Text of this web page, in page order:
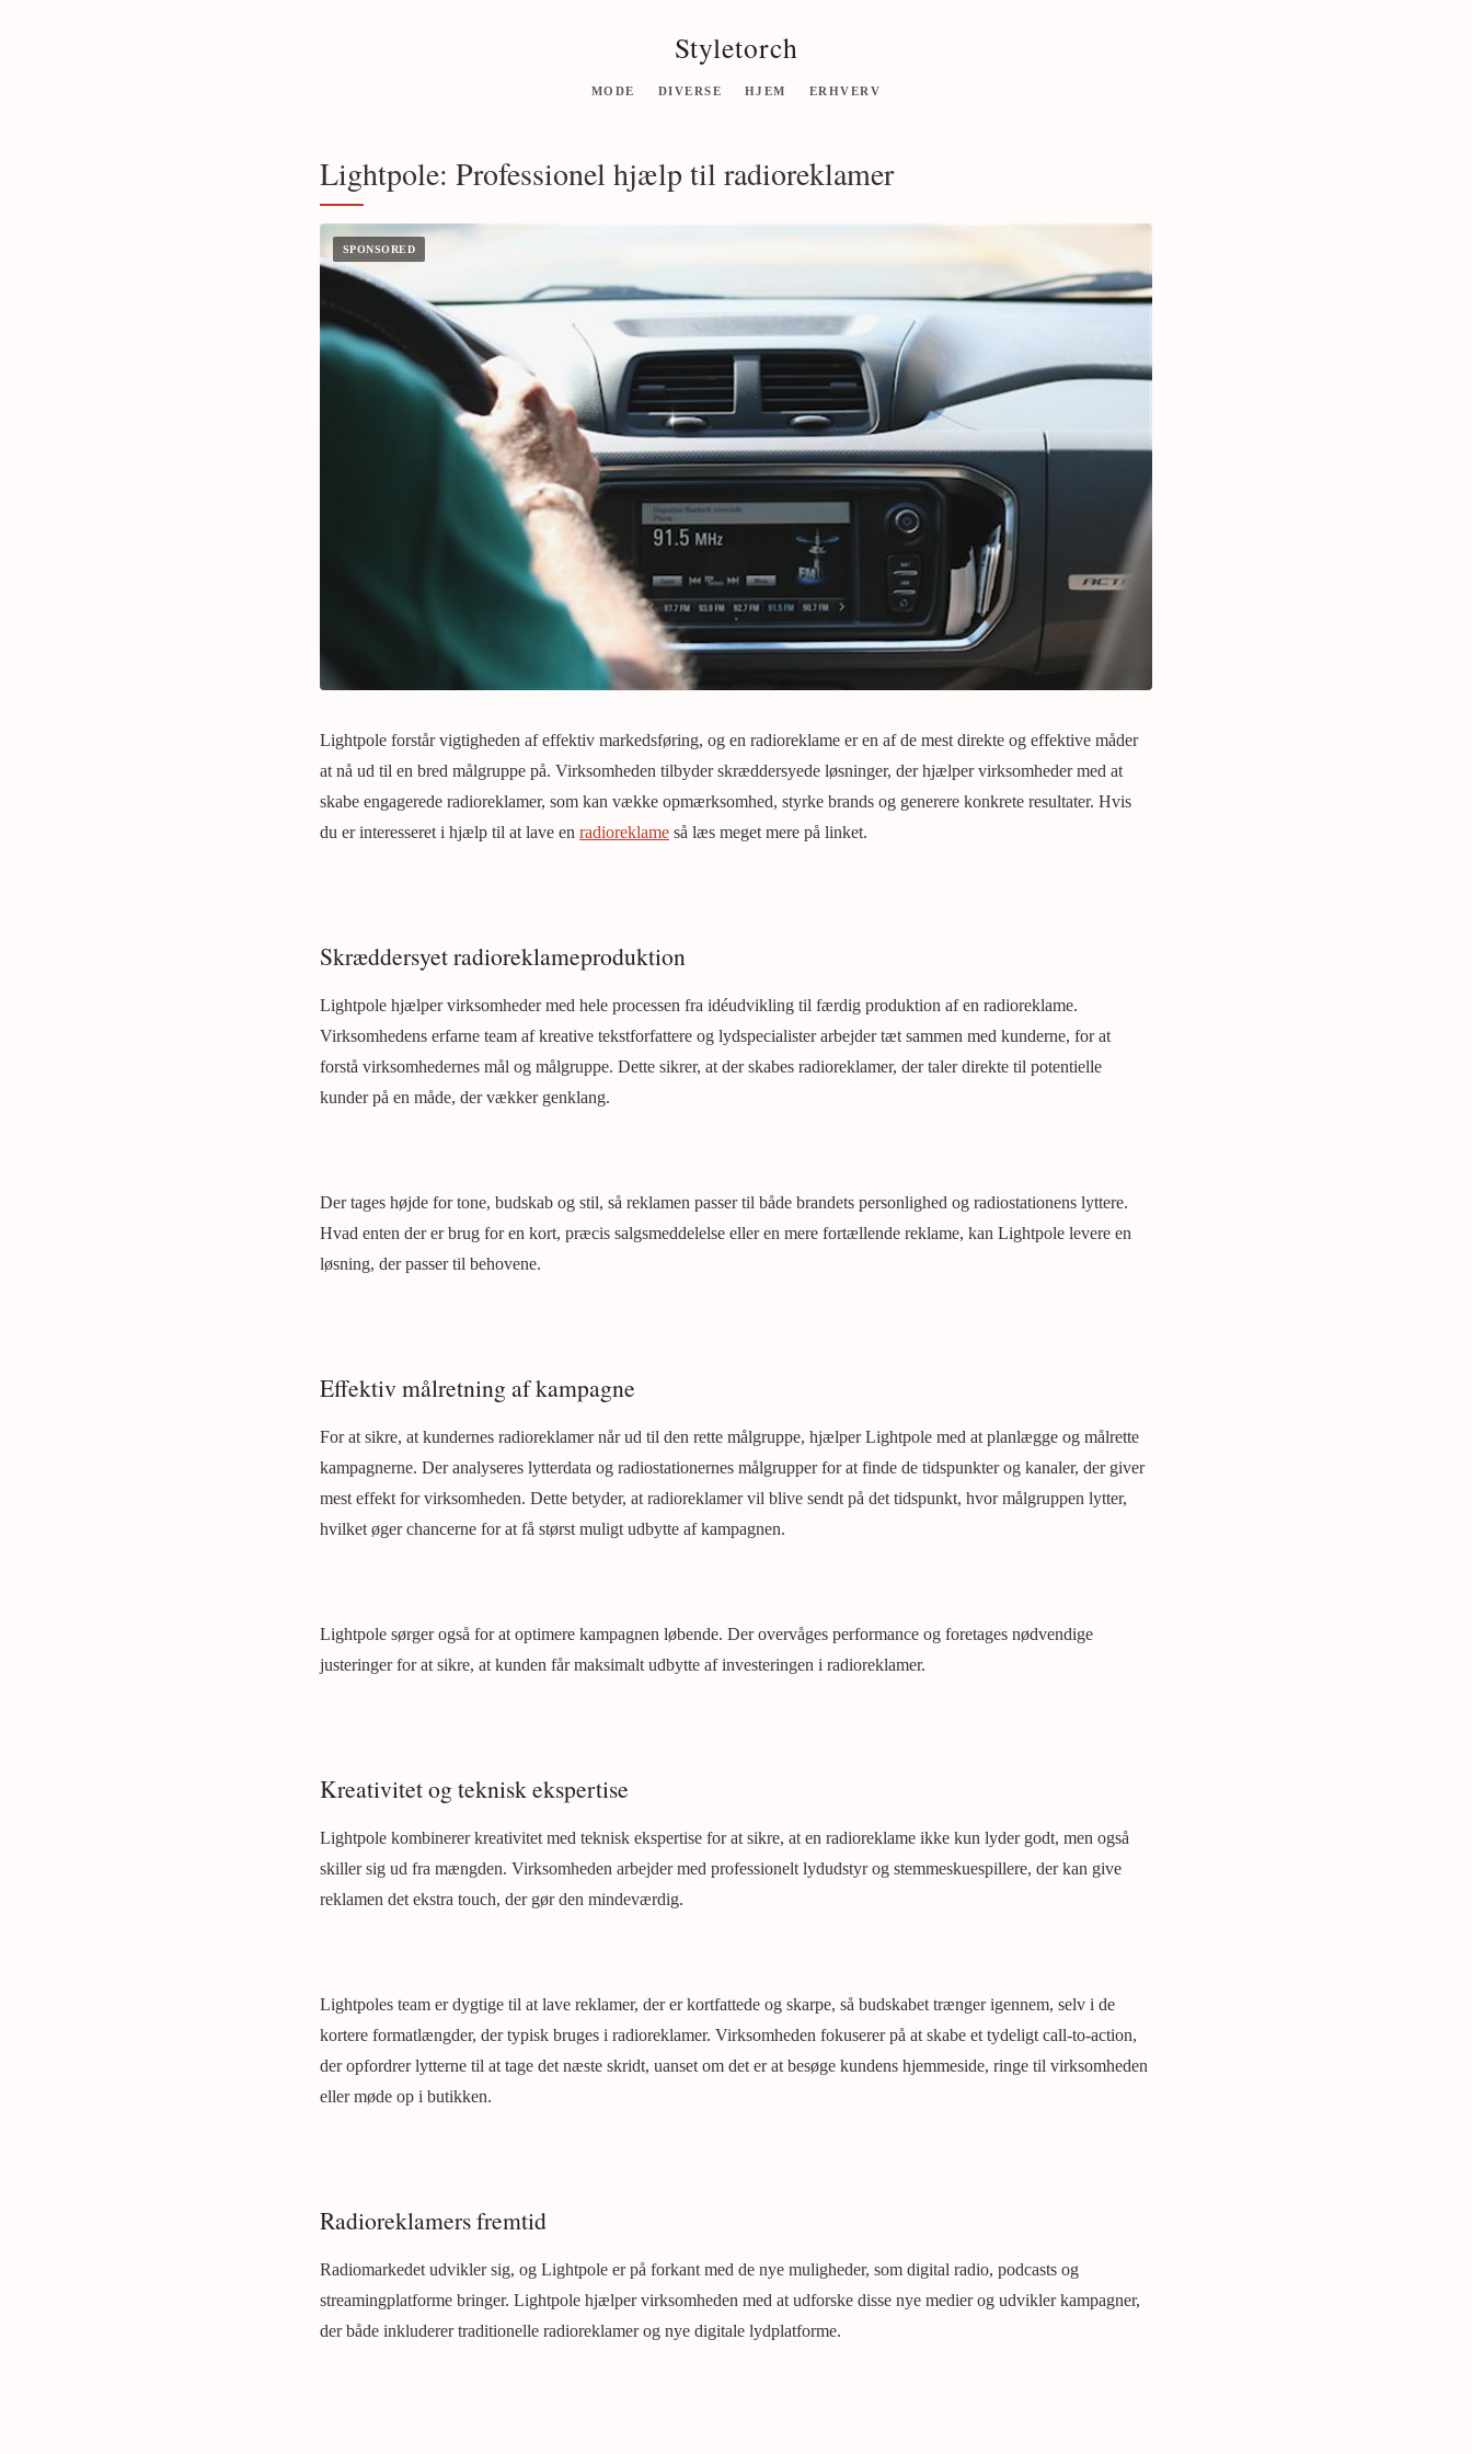
Styletorch
MODE DIVERSE HJEM ERHVERV
Lightpole: Professionel hjælp til radioreklamer
Lightpole forstår vigtigheden af effektiv markedsføring, og en radioreklame er en af de mest direkte og effektive måder
at nå ud til en bred målgruppe på. Virksomheden tilbyder skræddersyede løsninger, der hjælper virksomheder med at
skabe engagerede radioreklamer, som kan vække opmærksomhed, styrke brands og generere konkrete resultater. Hvis
du er interesseret i hjælp til at lave en radioreklame så læs meget mere på linket.
Skræddersyet radioreklameproduktion
Lightpole hjælper virksomheder med hele processen fra idéudvikling til færdig produktion af en radioreklame.
Virksomhedens erfarne team af kreative tekstforfattere og lydspecialister arbejder tæt sammen med kunderne, for at
forstå virksomhedernes mål og målgruppe. Dette sikrer, at der skabes radioreklamer, der taler direkte til potentielle
kunder på en måde, der vækker genklang.
Der tages højde for tone, budskab og stil, så reklamen passer til både brandets personlighed og radiostationens lyttere.
Hvad enten der er brug for en kort, præcis salgsmeddelelse eller en mere fortællende reklame, kan Lightpole levere en
løsning, der passer til behovene.
Effektiv målretning af kampagne
For at sikre, at kundernes radioreklamer når ud til den rette målgruppe, hjælper Lightpole med at planlægge og målrette
kampagnerne. Der analyseres lytterdata og radiostationernes målgrupper for at finde de tidspunkter og kanaler, der giver
mest effekt for virksomheden. Dette betyder, at radioreklamer vil blive sendt på det tidspunkt, hvor målgruppen lytter,
hvilket øger chancerne for at få størst muligt udbytte af kampagnen.
Lightpole sørger også for at optimere kampagnen løbende. Der overvåges performance og foretages nødvendige
justeringer for at sikre, at kunden får maksimalt udbytte af investeringen i radioreklamer.
Kreativitet og teknisk ekspertise
Lightpole kombinerer kreativitet med teknisk ekspertise for at sikre, at en radioreklame ikke kun lyder godt, men også
skiller sig ud fra mængden. Virksomheden arbejder med professionelt lydudstyr og stemmeskuespillere, der kan give
reklamen det ekstra touch, der gør den mindeværdig.
Lightpoles team er dygtige til at lave reklamer, der er kortfattede og skarpe, så budskabet trænger igennem, selv i de
kortere formatlængder, der typisk bruges i radioreklamer. Virksomheden fokuserer på at skabe et tydeligt call-to-action,
der opfordrer lytterne til at tage det næste skridt, uanset om det er at besøge kundens hjemmeside, ringe til virksomheden
eller møde op i butikken.
Radioreklamers fremtid
Radiomarkedet udvikler sig, og Lightpole er på forkant med de nye muligheder, som digital radio, podcasts og
streamingplatforme bringer. Lightpole hjælper virksomheden med at udforske disse nye medier og udvikler kampagner,
der både inkluderer traditionelle radioreklamer og nye digitale lydplatforme.